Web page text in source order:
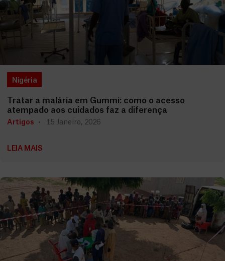
Nigéria
Tratar a malária em Gummi: como o acesso
atempado aos cuidados faz a diferença
Artigos 15 Janeiro, 2026
LEIA MAIS